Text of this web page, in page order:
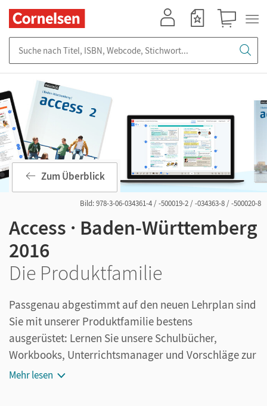
Bild: 978-3-06-034361-4 / -500019-2 / -034363-8 / -500020-8
Zum Überblick
Access · Baden-Württemberg
2016
Die Produktfamilie
Passgenau abgestimmt auf den neuen Lehrplan sind
Sie mit unserer Produktfamilie bestens
ausgerüstet: Lernen Sie unsere Schulbücher,
Workbooks, Unterrichtsmanager und Vorschläge zur
Leistungsmessung kennen.
Mehr lesen